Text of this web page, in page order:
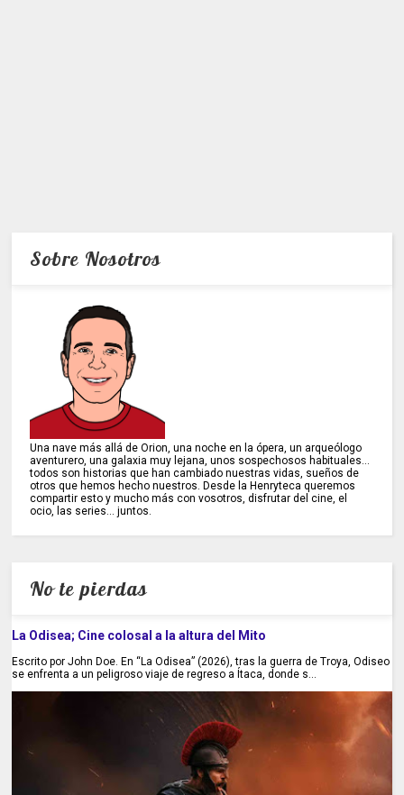
Sobre Nosotros
Una nave más allá de Orion, una noche en la ópera, un arqueólogo
aventurero, una galaxia muy lejana, unos sospechosos habituales...
todos son historias que han cambiado nuestras vidas, sueños de
otros que hemos hecho nuestros. Desde la Henryteca queremos
compartir esto y mucho más con vosotros, disfrutar del cine, el
ocio, las series... juntos.
No te pierdas
La Odisea; Cine colosal a la altura del Mito
Escrito por John Doe. En “La Odisea” (2026), tras la guerra de Troya, Odiseo
se enfrenta a un peligroso viaje de regreso a Ítaca, donde s...